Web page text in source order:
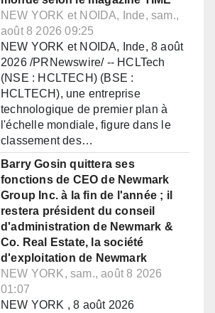
NEW YORK et NOIDA, Inde, sam.,
août 8 2026 09:25
NEW YORK et NOIDA, Inde, 8 août
2026 /PRNewswire/ -- HCLTech
(NSE : HCLTECH) (BSE :
HCLTECH), une entreprise
technologique de premier plan à
l'échelle mondiale, figure dans le
classement des…
Barry Gosin quittera ses
fonctions de CEO de Newmark
Group Inc. à la fin de l'année ; il
restera président du conseil
d'administration de Newmark &
Co. Real Estate, la société
d'exploitation de Newmark
NEW YORK, sam., août 8 2026
01:07
NEW YORK , 8 août 2026